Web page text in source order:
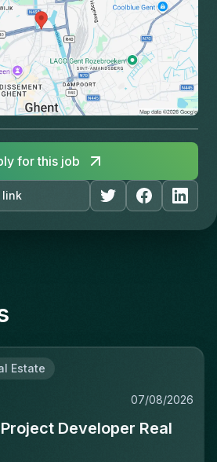
link
for this job
Estate
07/08/2026
Developer Real